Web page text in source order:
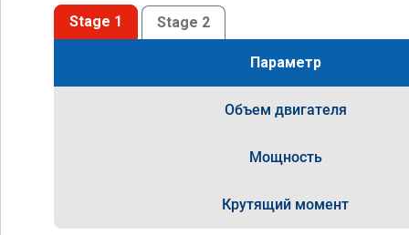
Stage 1 Stage 2
Параметр
Объем двигателя
Мощность
Крутящий момент